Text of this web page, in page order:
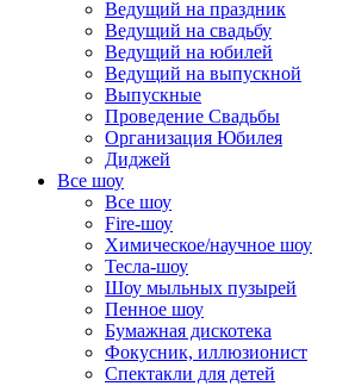
Ведущий на праздник
Ведущий на свадьбу
Ведущий на юбилей
Ведущий на выпускной
Выпускные
Проведение Свадьбы
Организация Юбилея
Диджей
Все шоу
Все шоу
Fire-шоу
Химическое/научное шоу
Тесла-шоу
Шоу мыльных пузырей
Пенное шоу
Бумажная дискотека
Фокусник, иллюзионист
Спектакли для детей